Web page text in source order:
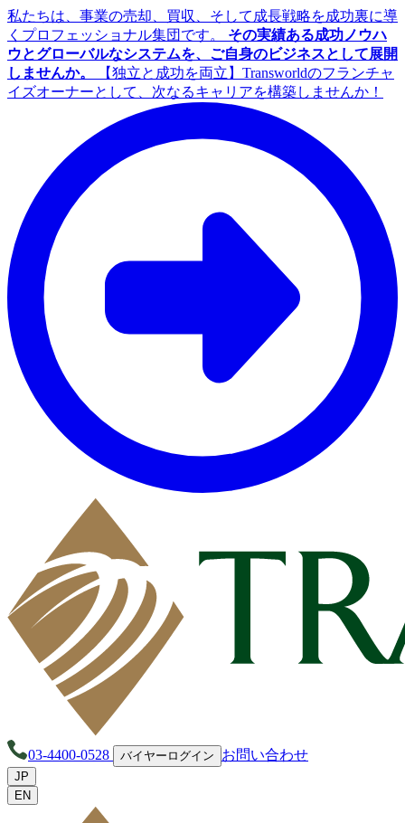
私たちは、事業の売却、買収、そして成長戦略を成功裏に導
くプロフェッショナル集団です。 その実績ある成功ノウハ
ウとグローバルなシステムを、ご自身のビジネスとして展開
しませんか。
【独立と成功を両立】Transworldのフランチャ
イズオーナーとして、次なるキャリアを構築しませんか！
03-4400-0528 バイヤーログイン お問い合わせ
JP
EN